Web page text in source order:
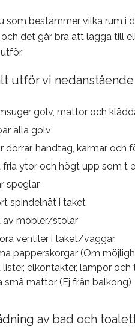
som bestämmer vilka rum i
det går bra att lägga till
utför vi
golv, mattor och
alla golv
dörrar, handtag, karmar och
fria ytor och högt upp som t
speglar
spindelnät i taket
av möbler/stolar
ventiler i taket/väggar
papperskorgar (Om
lister, elkontakter, lampor
små mattor (Ej från balkong)
av bad och